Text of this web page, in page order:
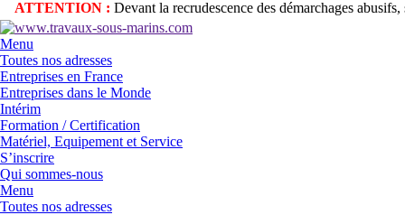
ATTENTION : Devant la recrudescence des démarchages
Menu
Toutes nos adresses
Entreprises en France
Entreprises dans le Monde
Intérim
Formation / Certification
Matériel, Equipement et Service
S’inscrire
Qui sommes-nous
Menu
Toutes nos adresses